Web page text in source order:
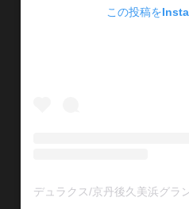
この投稿を